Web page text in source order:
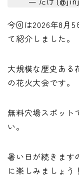
今回は2026年8月
て紹介しました。
大規模な歴史ある
の花火大会です。
無料穴場スポット
い。
暑い日が続きます
に楽しみましょう！